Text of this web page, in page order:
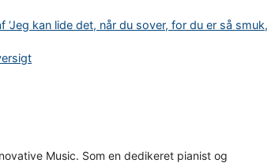
kan lide det, når du sover, for du er så smuk,
Music. Som en dedikeret pianist og